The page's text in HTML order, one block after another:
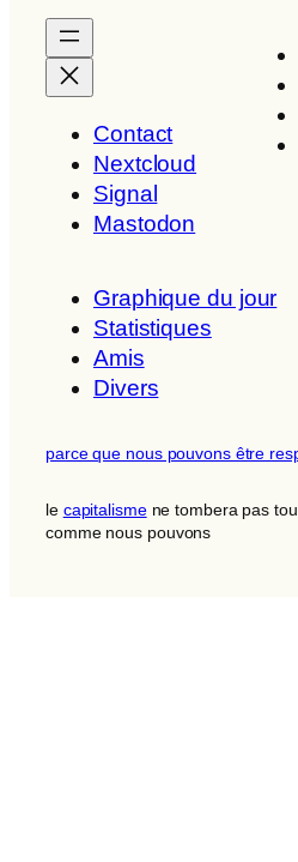
Contact
Nextcloud
Signal
Mastodon
Graphique du jour
Statistiques
Amis
Divers
parce que nous pouvons être
le capitalismene tombera pas
comme nous pouvons